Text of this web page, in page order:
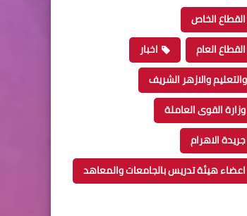
الخاص
العام
اخبار
والتعليم والازهر الشريف
القوى العاملة
الاهرام
هيئة تدريس بالجامعات والمعاهد